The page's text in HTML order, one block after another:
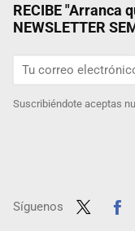
RECIBE "Arranca
NEWSLETTER
Suscribiéndote aceptas
Síguenos